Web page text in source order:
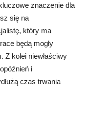
znaczenie dla
się na
który ma
będą mogły
Z kolei niewłaściwy
i
czas trwania